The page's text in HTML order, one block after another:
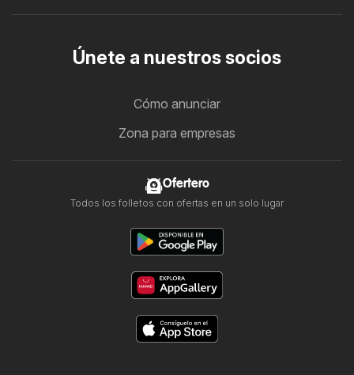
Únete a nuestros socios
Cómo anunciar
Zona para empresas
Ofertero
Todos los folletos con ofertas en un solo lugar